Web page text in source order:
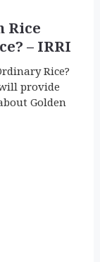
Rice
– IRRI
Rice?
provide
Golden